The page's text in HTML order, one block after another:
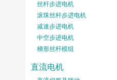
丝杆步进电机
滚珠丝杆步进电机
减速步进电机
中空步进电机
梯形丝杆模组
直流电机